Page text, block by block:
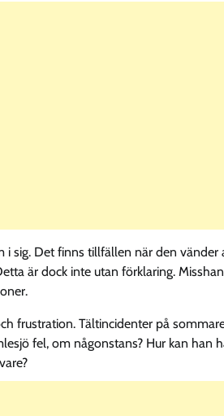
i sig. Det finns tillfällen när den vänder
är dock inte utan förklaring.
frustration. Tältincidenter på
fel, om någonstans? Hur kan han